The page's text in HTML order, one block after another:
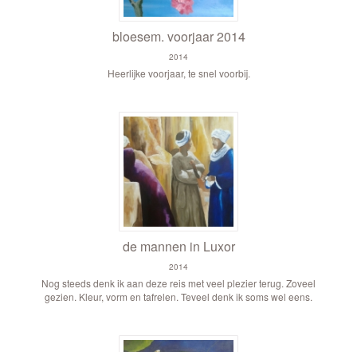
bloesem. voorjaar 2014
2014
Heerlijke voorjaar, te snel voorbij.
de mannen in Luxor
2014
Nog steeds denk ik aan deze reis met veel plezier terug. Zoveel
gezien. Kleur, vorm en tafrelen. Teveel denk ik soms wel eens.